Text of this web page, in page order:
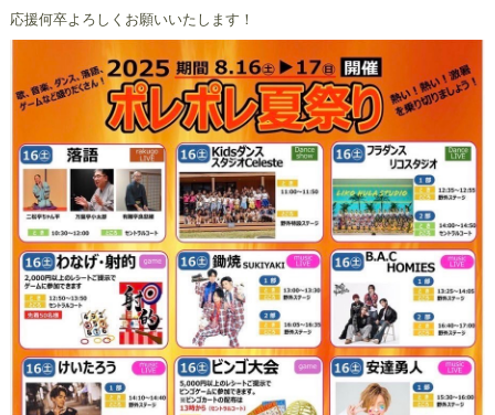
応援何卒よろしくお願いいたします！